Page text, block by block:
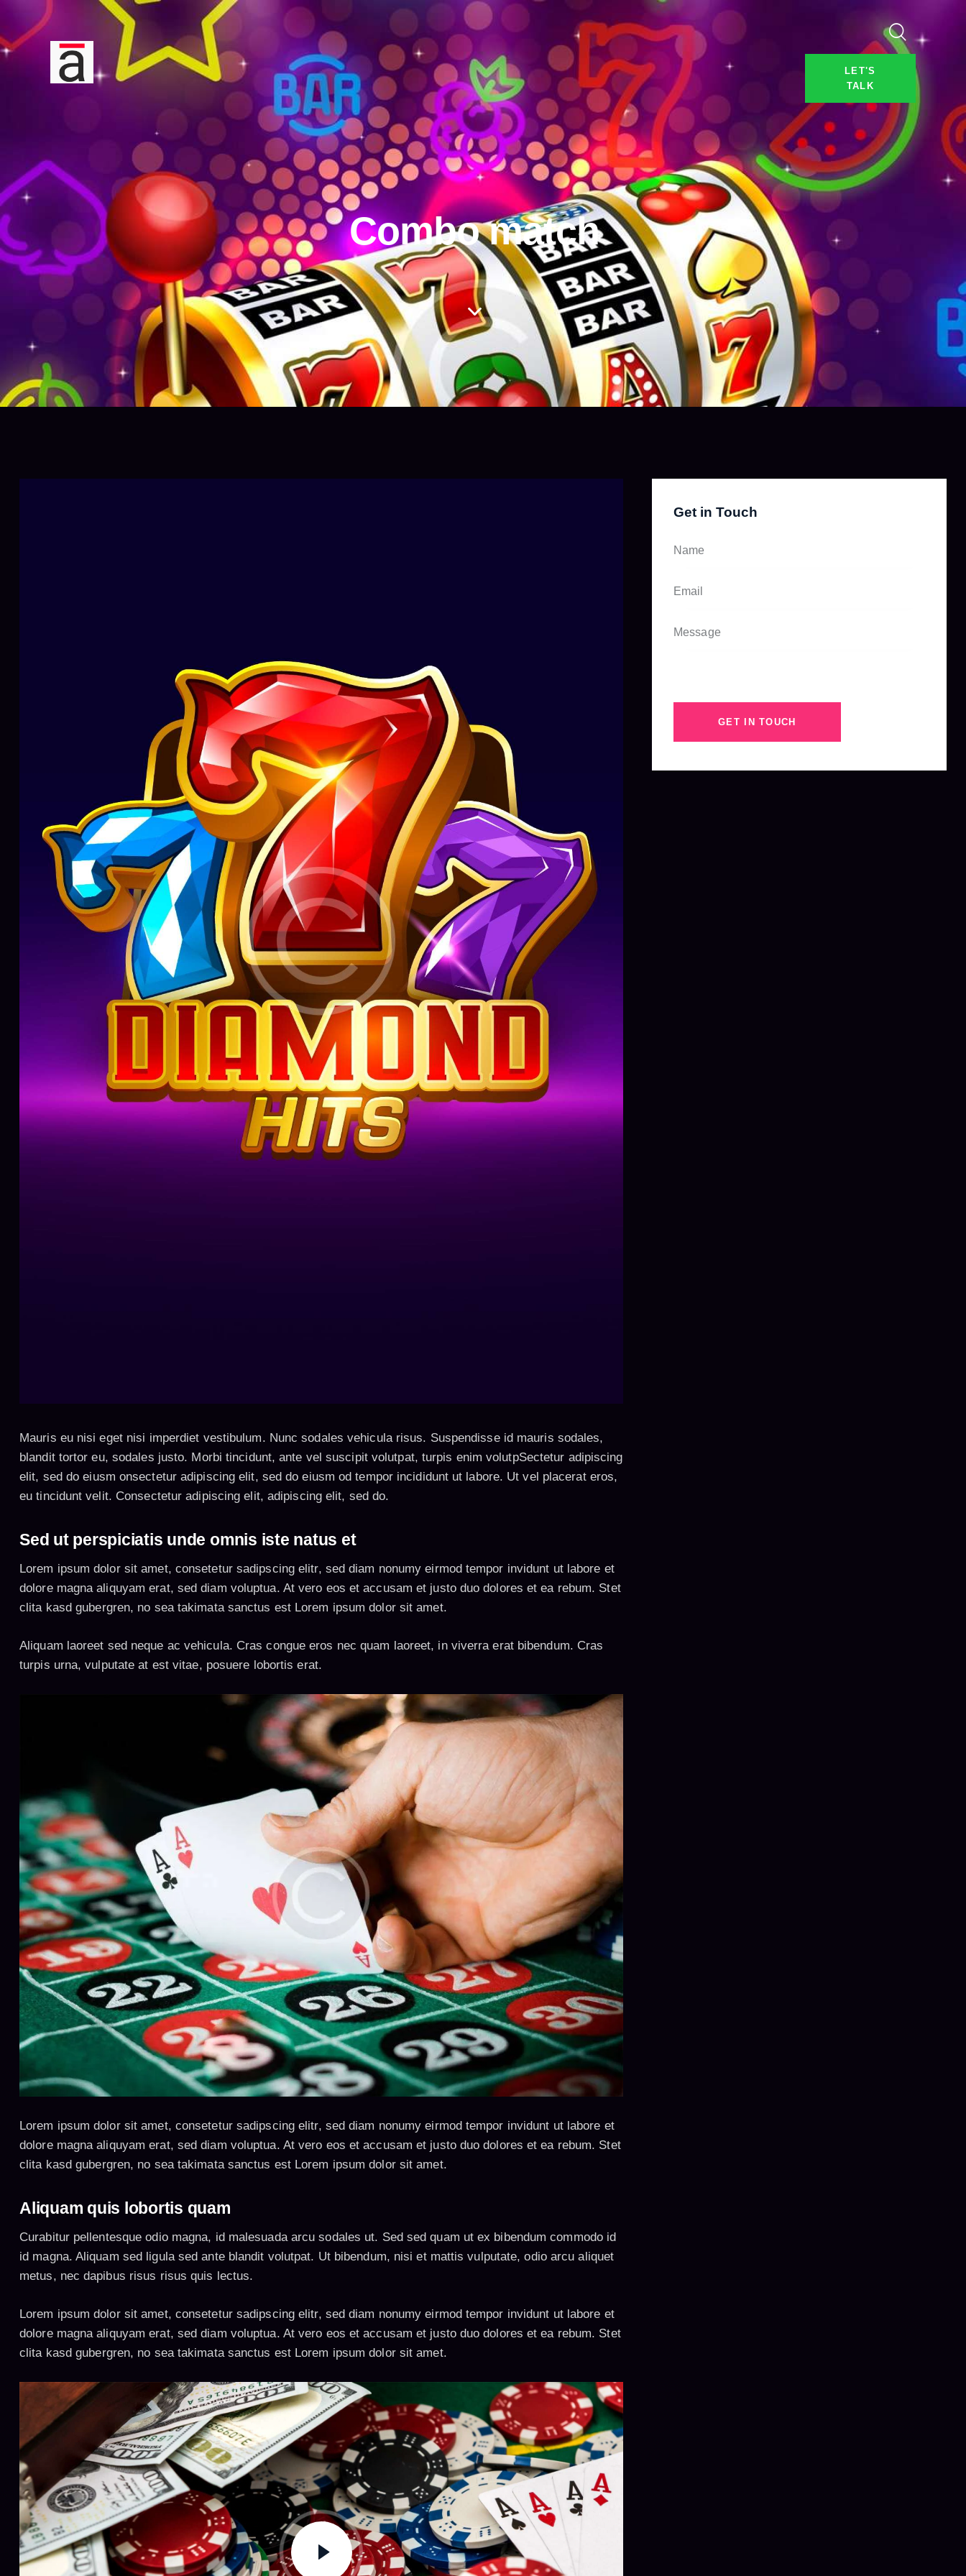
LET'S
TALK
Combo match
Mauris eu nisi eget nisi imperdiet vestibulum. Nunc sodales vehicula risus. Suspendisse id mauris sodales,
blandit tortor eu, sodales justo. Morbi tincidunt, ante vel suscipit volutpat, turpis enim volutpSectetur adipiscing
elit, sed do eiusm onsectetur adipiscing elit, sed do eiusm od tempor incididunt ut labore. Ut vel placerat eros,
eu tincidunt velit. Consectetur adipiscing elit, adipiscing elit, sed do.
Sed ut perspiciatis unde omnis iste natus et
Lorem ipsum dolor sit amet, consetetur sadipscing elitr, sed diam nonumy eirmod tempor invidunt ut labore et
dolore magna aliquyam erat, sed diam voluptua. At vero eos et accusam et justo duo dolores et ea rebum. Stet
clita kasd gubergren, no sea takimata sanctus est Lorem ipsum dolor sit amet.
Aliquam laoreet sed neque ac vehicula. Cras congue eros nec quam laoreet, in viverra erat bibendum. Cras
turpis urna, vulputate at est vitae, posuere lobortis erat.
Lorem ipsum dolor sit amet, consetetur sadipscing elitr, sed diam nonumy eirmod tempor invidunt ut labore et
dolore magna aliquyam erat, sed diam voluptua. At vero eos et accusam et justo duo dolores et ea rebum. Stet
clita kasd gubergren, no sea takimata sanctus est Lorem ipsum dolor sit amet.
Aliquam quis lobortis quam
Curabitur pellentesque odio magna, id malesuada arcu sodales ut. Sed sed quam ut ex bibendum commodo id
id magna. Aliquam sed ligula sed ante blandit volutpat. Ut bibendum, nisi et mattis vulputate, odio arcu aliquet
metus, nec dapibus risus risus quis lectus.
Lorem ipsum dolor sit amet, consetetur sadipscing elitr, sed diam nonumy eirmod tempor invidunt ut labore et
dolore magna aliquyam erat, sed diam voluptua. At vero eos et accusam et justo duo dolores et ea rebum. Stet
clita kasd gubergren, no sea takimata sanctus est Lorem ipsum dolor sit amet.
Get in Touch